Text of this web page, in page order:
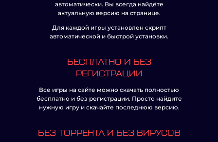
автоматически. Вы всегда найдёте
актуальную версию на странице.
Для каждой игры установлен скрипт
автоматической и быстрой установки.
БЕСПЛАТНО И БЕЗ
РЕГИСТРАЦИИ
Все игры на сайте можно скачать полностью
бесплатно и без регистрации. Просто найдите
нужную игру и скачайте последнюю версию.
БЕЗ ТОРРЕНТА И БЕЗ ВИРУСОВ